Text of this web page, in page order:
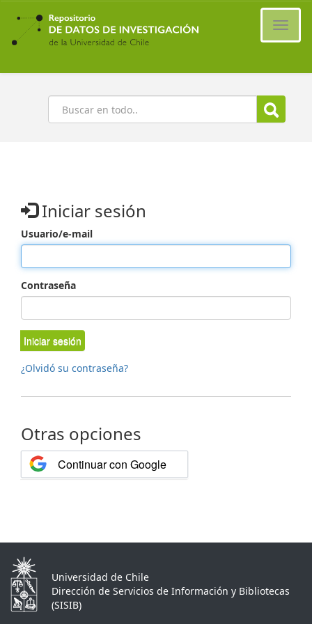
Ir
contenido
principal
Buscar
Iniciar sesión
Usuario/e-mail
Contraseña
Iniciar sesión
¿Olvidó su contraseña?
Otras opciones
Continuar con Google
Universidad de Chile
Dirección de Servicios de Información y Bibliotecas
(SISIB)